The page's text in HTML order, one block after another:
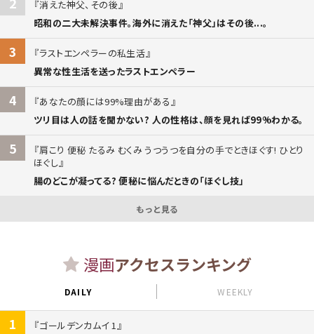
消えた神父、その後
昭和の二大未解決事件。海外に消えた「神父」はその後...。
3
ラストエンペラーの私生活
異常な性生活を送ったラストエンペラー
4
あなたの顔には99%理由がある
ツリ目は人の話を聞かない? 人の性格は、顔を見れば99%わかる。
5
肩こり 便秘 たるみ むくみ うつうつを自分の手でときほぐす! ひとり
ほぐし
腸のどこが凝ってる? 便秘に悩んだときの「ほぐし技」
もっと見る
漫画アクセスランキング
DAILY WEEKLY
1
ゴールデンカムイ 1